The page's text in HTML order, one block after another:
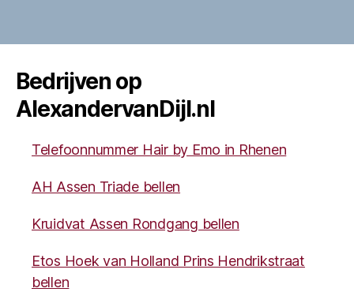
Bedrijven op
AlexandervanDijl.nl
Telefoonnummer Hair by Emo in Rhenen
AH Assen Triade bellen
Kruidvat Assen Rondgang bellen
Etos Hoek van Holland Prins Hendrikstraat
bellen